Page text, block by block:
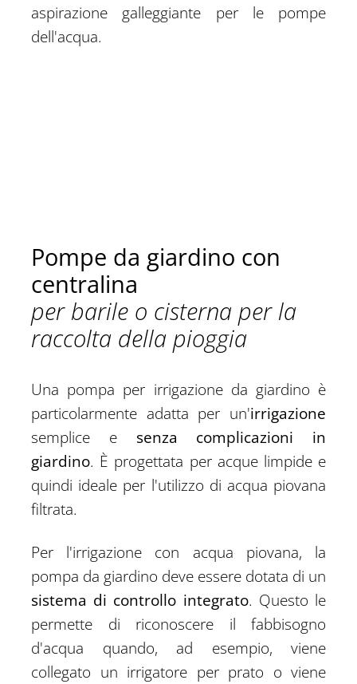
aspirazione galleggiante per le pompe
dell'acqua.
Pompe da giardino con
centralina
per barile o cisterna per la
raccolta della pioggia
Una pompa per irrigazione da giardino è
particolarmente adatta per un'irrigazione
semplice e senza complicazioni in
giardino. È progettata per acque limpide e
quindi ideale per l'utilizzo di acqua piovana
filtrata.
Per l'irrigazione con acqua piovana, la
pompa da giardino deve essere dotata di un
sistema di controllo integrato. Questo le
permette di riconoscere il fabbisogno
d'acqua quando, ad esempio, viene
collegato un irrigatore per prato o viene